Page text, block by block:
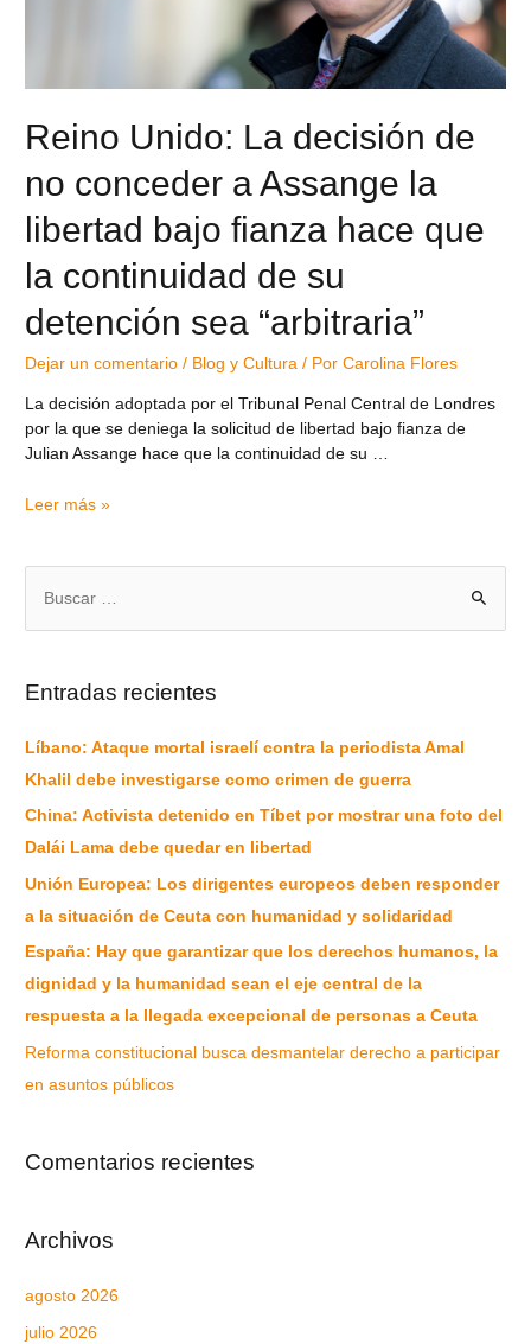
Reino Unido: La decisión de
no conceder a Assange la
libertad bajo fianza hace que
la continuidad de su
detención sea “arbitraria”
Dejar un comentario / Blog y Cultura / PorCarolina Flores
La decisión adoptada por el Tribunal Penal Central de Londres
por la que se deniega la solicitud de libertad bajo fianza de
Julian Assange hace que la continuidad de su …
Leer más »
Entradas recientes
Líbano: Ataque mortal israelí contra la periodista Amal
Khalil debe investigarse como crimen de guerra
China: Activista detenido en Tíbet por mostrar una foto del
Dalái Lama debe quedar en libertad
Unión Europea: Los dirigentes europeos deben responder
a la situación de Ceuta con humanidad y solidaridad
España: Hay que garantizar que los derechos humanos, la
dignidad y la humanidad sean el eje central de la
respuesta a la llegada excepcional de personas a Ceuta
Reforma constitucional busca desmantelar derecho a participar
en asuntos públicos
Comentarios recientes
Archivos
agosto 2026
julio 2026